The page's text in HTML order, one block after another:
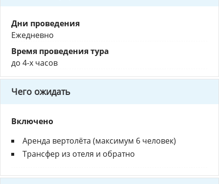
Дни проведения
Ежедневно
Время проведения тура
до 4-х часов
Чего ожидать
Включено
Аренда вертолёта (максимум 6 человек)
Трансфер из отеля и обратно